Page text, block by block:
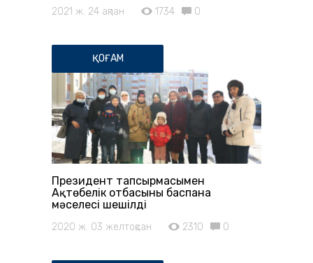
2021 ж. 24 ақпан 1734 0
ҚОҒАМ
Президент тапсырмасымен
Ақтөбелік отбасының баспана
мәселесі шешілді
2020 ж. 03 желтоқсан 2310 0